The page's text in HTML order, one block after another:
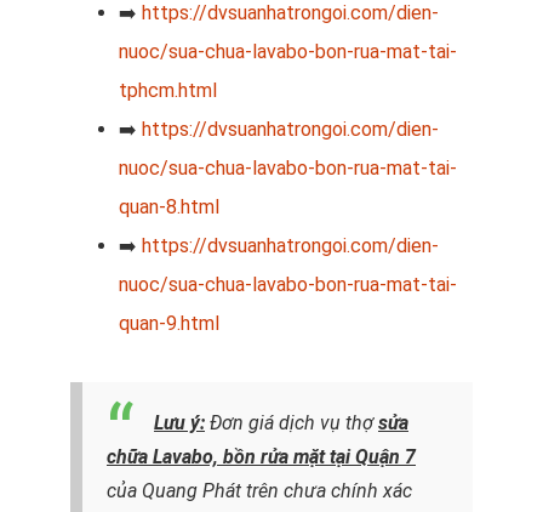
➡️ https://dvsuanhatrongoi.com/dien-
nuoc/sua-chua-lavabo-bon-rua-mat-tai-
tphcm.html
➡️ https://dvsuanhatrongoi.com/dien-
nuoc/sua-chua-lavabo-bon-rua-mat-tai-
quan-8.html
➡️ https://dvsuanhatrongoi.com/dien-
nuoc/sua-chua-lavabo-bon-rua-mat-tai-
quan-9.html
Lưu ý: Đơn giá dịch vụ thợsửa
chữa Lavabo, bồn rửa mặt tại Quận 7
của Quang Phát trên chưa chính xác